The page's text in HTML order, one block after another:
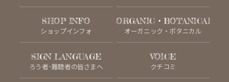
SHOP INFO
ショップインフォ
ORGANIC・BOTANICAL
オーガニック・ボタニカル
SIGN LANGUAGE
ろう者･難聴者の皆さまへ
VOICE
クチコミ